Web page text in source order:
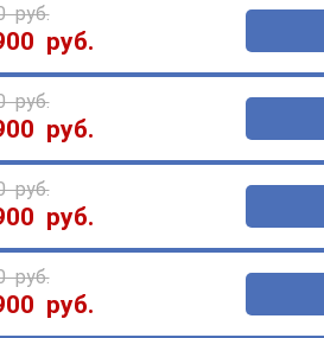
руб.
руб.
руб.
руб.
руб.
руб.
руб.
руб.